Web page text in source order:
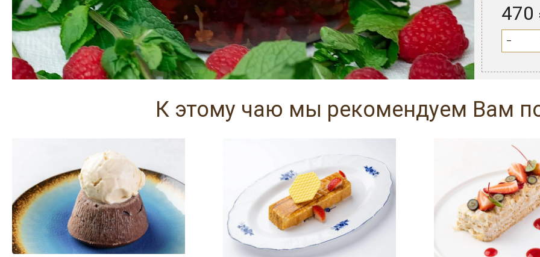
470
−
К этому чаю мы рекомендуем Вам